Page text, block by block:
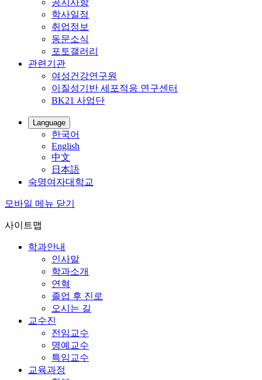
학사일정
취업정보
동문소식
포토갤러리
관련기관
여성건강연구원
이질성기반 세포적응 연구센터
BK21 사업단
Language
한국어
English
中文
日本語
숙명여자대학교
모바일 메뉴 닫기
사이트맵
학과안내
인사말
학과소개
연혁
졸업 후 진로
오시는 길
교수진
전임교수
명예교수
특임교수
교육과정